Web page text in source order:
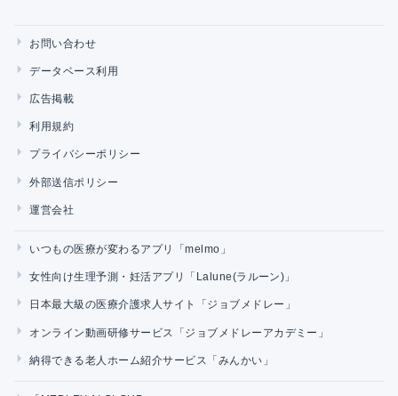
お問い合わせ
データベース利用
広告掲載
利用規約
プライバシーポリシー
外部送信ポリシー
運営会社
いつもの医療が変わるアプリ「melmo」
女性向け生理予測・妊活アプリ「Lalune(ラルーン)」
日本最大級の医療介護求人サイト「ジョブメドレー」
オンライン動画研修サービス「ジョブメドレーアカデミー」
納得できる老人ホーム紹介サービス「みんかい」